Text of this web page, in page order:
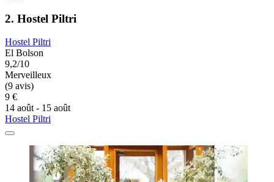
2. Hostel Piltri
Hostel Piltri
El Bolson
9,2/10
Merveilleux
(9 avis)
9 €
14 août - 15 août
Hostel Piltri